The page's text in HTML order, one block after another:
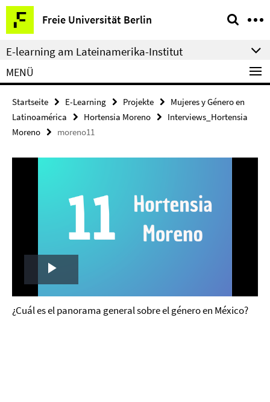
Springe
direkt
zu
Inhalt
Freie Universität Berlin
Service-
Navigation
E-learning am Lateinamerika-Institut
MENÜ
Startseite E-Learning Projekte
Mujeres y Género en
Latinoamérica
Hortensia Moreno
Interviews_Hortensia
Moreno
moreno11
Play
Video
¿Cuál es el panorama general sobre el género en México?